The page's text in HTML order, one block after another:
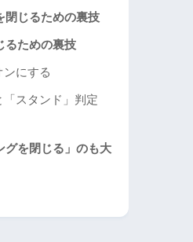
閉じるための裏技
るための裏技
ンにする
スタンド」判定
グを閉じる」のも大